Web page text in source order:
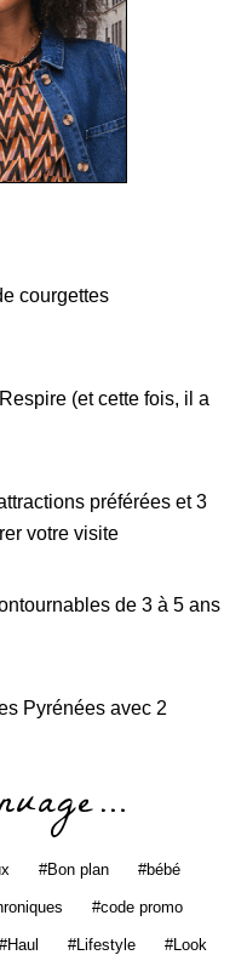
courgettes
(et cette fois, il a
préférées et 3
votre visite
de 3 à 5 ans
Pyrénées avec 2
Bon plan bébé
code promo
Haul Lifestyle Look